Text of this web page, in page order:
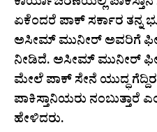
ಏಕೆಂದರೆ ಪಾಕ್‌ ಸರ್ಕಾರ ತನ್ನ
ಅಸೀಮ್‌ ಮುನೀರ್‌ ಅವರಿಗೆ
ನೀಡಿದೆ. ಅಸೀಮ್‌ ಮುನೀರ್‌
ಮೇಲೆ ಪಾಕ್‌ ಸೇನೆ ಯುದ್ಧ
ಪಾಕಿಸ್ತಾನಿಯರು ನಂಬುತ್ತಾರೆ
ಹೇಳಿದರು.